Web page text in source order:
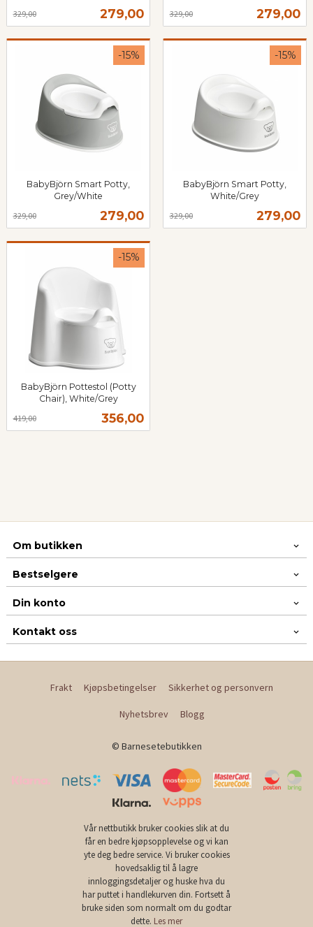
Tilbud
279,00
329,00
mva.
Tilbud
279,00
329,00
mva.
BabyBjörn Smart Potty,
Grey/White
Tilbud
279,00
329,00
-15%
mva.
BabyBjörn Smart Potty,
White/Grey
Tilbud
279,00
329,00
-15%
mva.
BabyBjörn Pottestol (Potty
Chair), White/Grey
Tilbud
356,00
419,00
-15%
mva.
Om butikken
Bestselgere
Din konto
Kontakt oss
Frakt Kjøpsbetingelser Sikkerhet og personvern
Nyhetsbrev Blogg
© Barnesetebutikken
Vår nettbutikk bruker cookies slik at du
får en bedre kjøpsopplevelse og vi kan
yte deg bedre service. Vi bruker cookies
hovedsaklig til å lagre
innloggingsdetaljer og huske hva du
har puttet i handlekurven din. Fortsett å
bruke siden som normalt om du godtar
dette. Les mer